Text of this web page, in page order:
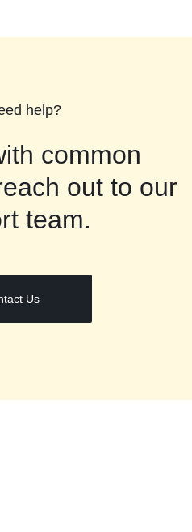
help?
common
out to our
team.
Us